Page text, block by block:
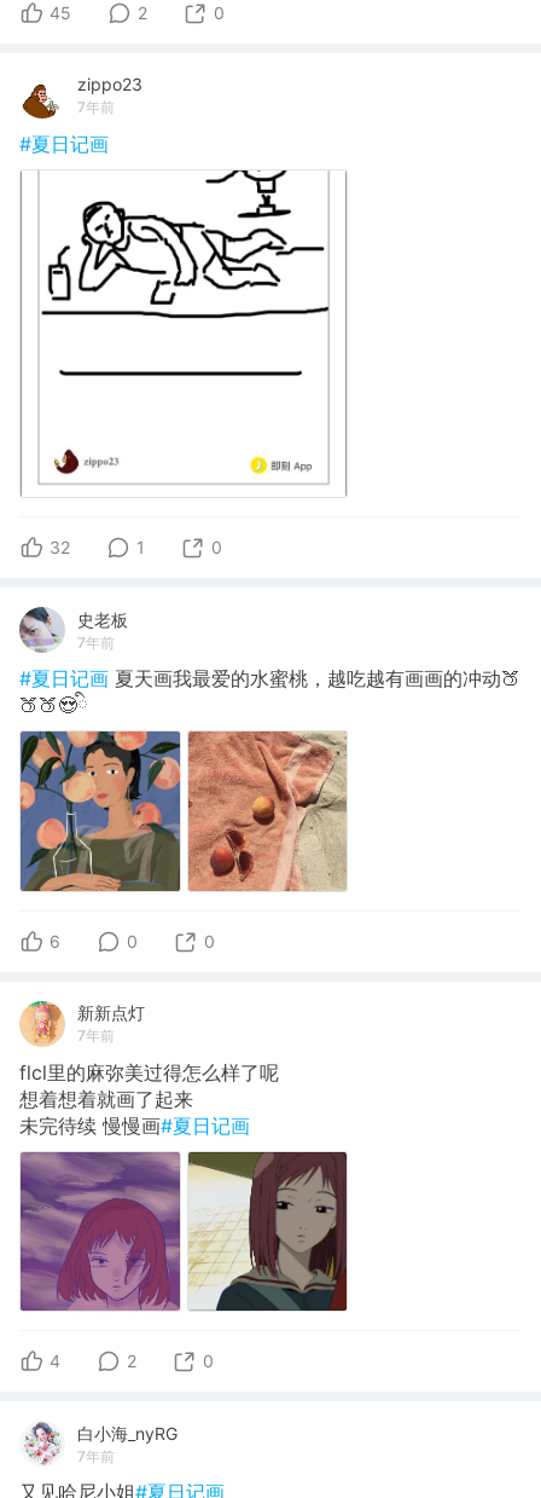
45 2 0
zippo23
7年前
#夏日记画
32 1 0
史老板
7年前
#夏日记画 夏天画我最爱的水蜜桃，越吃越有画画的冲动🍑
🍑🍑😍ི
6 0 0
新新点灯
7年前
flcl里的麻弥美过得怎么样了呢
想着想着就画了起来
未完待续 慢慢画#夏日记画
4 2 0
白小海_nyRG
7年前
又见哈尼小姐#夏日记画